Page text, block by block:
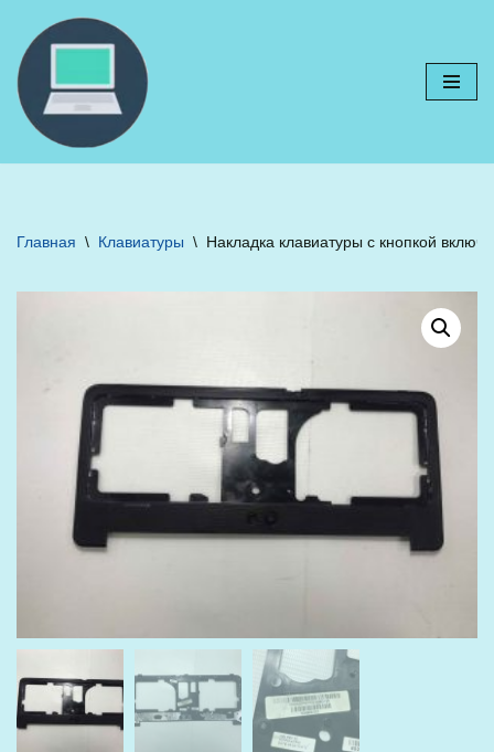
Перейти
к
содержимому
Главная \ Клавиатуры \ Накладка клавиатуры с кнопкой